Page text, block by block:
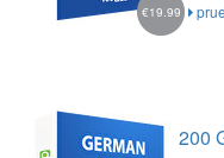
€19.99
200